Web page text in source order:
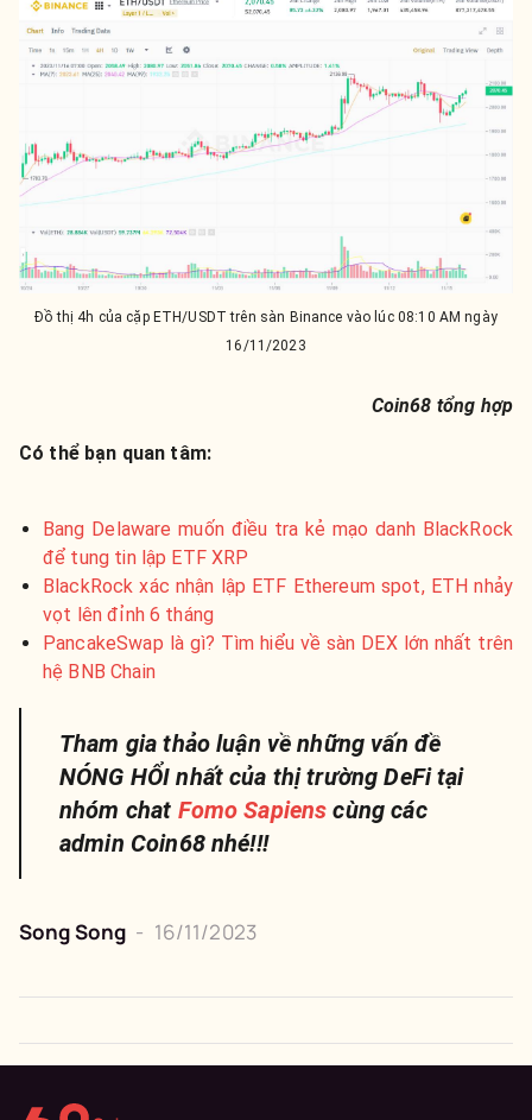
Đồ thị 4h của cặp ETH/USDT trên sàn Binance vào lúc 08:10 AM ngày
16/11/2023
Coin68 tổng hợp
Có thể bạn quan tâm:
Bang Delaware muốn điều tra kẻ mạo danh BlackRock
để tung tin lập ETF XRP
BlackRock xác nhận lập ETF Ethereum spot, ETH nhảy
vọt lên đỉnh 6 tháng
PancakeSwap là gì? Tìm hiểu về sàn DEX lớn nhất trên
hệ BNB Chain
Tham gia thảo luận về những vấn đề
NÓNG HỔI nhất của thị trường DeFi tại
nhóm chat Fomo Sapiens cùng các
admin Coin68 nhé!!!
Song Song - 16/11/2023